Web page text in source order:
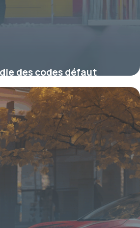
des codes défaut
sous Linux